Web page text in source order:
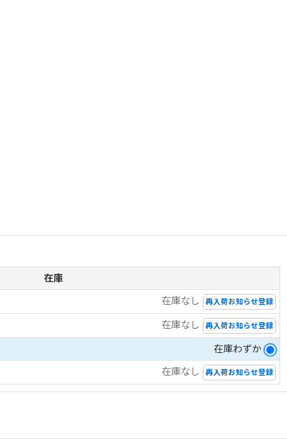
在庫
在庫なし 再入荷お知らせ登録
在庫なし 再入荷お知らせ登録
在庫わずか
在庫なし 再入荷お知らせ登録